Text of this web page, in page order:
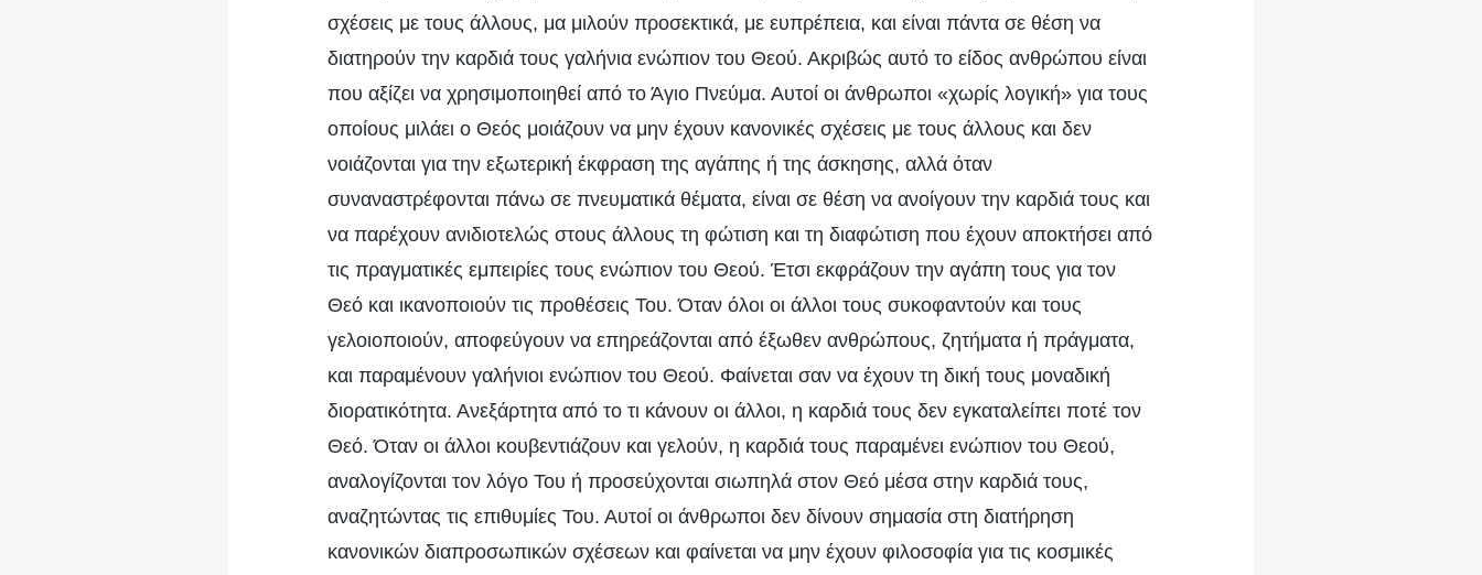
σχέσεις με τους άλλους, μα μιλούν προσεκτικά, με ευπρέπεια, και είναι πάντα σε θέση να
διατηρούν την καρδιά τους γαλήνια ενώπιον του Θεού. Ακριβώς αυτό το είδος ανθρώπου είναι
που αξίζει να χρησιμοποιηθεί από το Άγιο Πνεύμα. Αυτοί οι άνθρωποι «χωρίς λογική» για τους
οποίους μιλάει ο Θεός μοιάζουν να μην έχουν κανονικές σχέσεις με τους άλλους και δεν
νοιάζονται για την εξωτερική έκφραση της αγάπης ή της άσκησης, αλλά όταν
συναναστρέφονται πάνω σε πνευματικά θέματα, είναι σε θέση να ανοίγουν την καρδιά τους και
να παρέχουν ανιδιοτελώς στους άλλους τη φώτιση και τη διαφώτιση που έχουν αποκτήσει από
τις πραγματικές εμπειρίες τους ενώπιον του Θεού. Έτσι εκφράζουν την αγάπη τους για τον
Θεό και ικανοποιούν τις προθέσεις Του. Όταν όλοι οι άλλοι τους συκοφαντούν και τους
γελοιοποιούν, αποφεύγουν να επηρεάζονται από έξωθεν ανθρώπους, ζητήματα ή πράγματα,
και παραμένουν γαλήνιοι ενώπιον του Θεού. Φαίνεται σαν να έχουν τη δική τους μοναδική
διορατικότητα. Ανεξάρτητα από το τι κάνουν οι άλλοι, η καρδιά τους δεν εγκαταλείπει ποτέ τον
Θεό. Όταν οι άλλοι κουβεντιάζουν και γελούν, η καρδιά τους παραμένει ενώπιον του Θεού,
αναλογίζονται τον λόγο Του ή προσεύχονται σιωπηλά στον Θεό μέσα στην καρδιά τους,
αναζητώντας τις επιθυμίες Του. Αυτοί οι άνθρωποι δεν δίνουν σημασία στη διατήρηση
κανονικών διαπροσωπικών σχέσεων και φαίνεται να μην έχουν φιλοσοφία για τις κοσμικές